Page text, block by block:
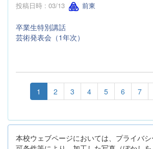
投稿日時 : 03/13 前東
卒業生特別講話
芸術発表会（1年次）
1 2 3 4 5 6 7
本校ウェブページにおいては、プライバ